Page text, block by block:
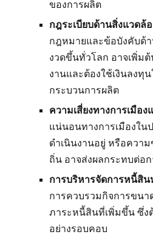
ของการผลิต
กฎระเบียบด้านสิ่งแวดล้
กฎหมายและข้อบังคับด้
งวดขึ้นทั่วโลก อาจเพิ่ม
งานและต้องใช้เงินลงทุ
กระบวนการผลิต
ความเสี่ยงทางการเมือง
แน่นอนทางการเมืองใน
ดำเนินงานอยู่ หรือควา
ถิ่น อาจส่งผลกระทบต่อ
การบริหารจัดการหนี้สิน
การควบรวมกิจการขน
ภาระหนี้สินที่เพิ่มขึ้น ซึ่ง
อย่างรอบคอบ